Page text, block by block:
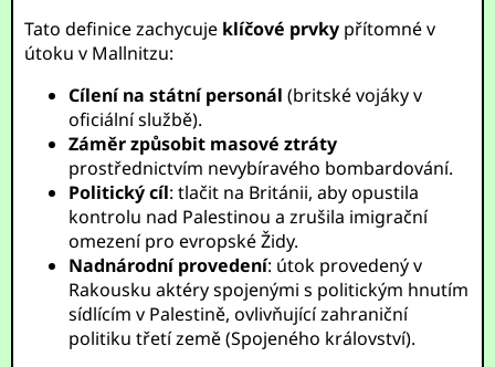
Tato definice zachycuje klíčové prvky přítomné v
útoku v Mallnitzu:
Cílení na státní personál (britské vojáky v
oficiální službě).
Záměr způsobit masové ztráty
prostřednictvím nevybíravého bombardování.
Politický cíl: tlačit na Británii, aby opustila
kontrolu nad Palestinou a zrušila imigrační
omezení pro evropské Židy.
Nadnárodní provedení: útok provedený v
Rakousku aktéry spojenými s politickým hnutím
sídlícím v Palestině, ovlivňující zahraniční
politiku třetí země (Spojeného království).